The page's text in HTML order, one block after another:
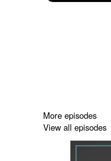
More episodes
View all episodes